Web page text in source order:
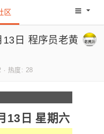
区 码农网
13日 程序员老黄
· 热度: 28
13日 星期六